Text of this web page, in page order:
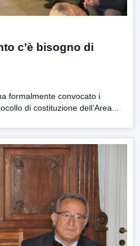
c’è bisogno di
formalmente convocato i
di costituzione dell’Area...